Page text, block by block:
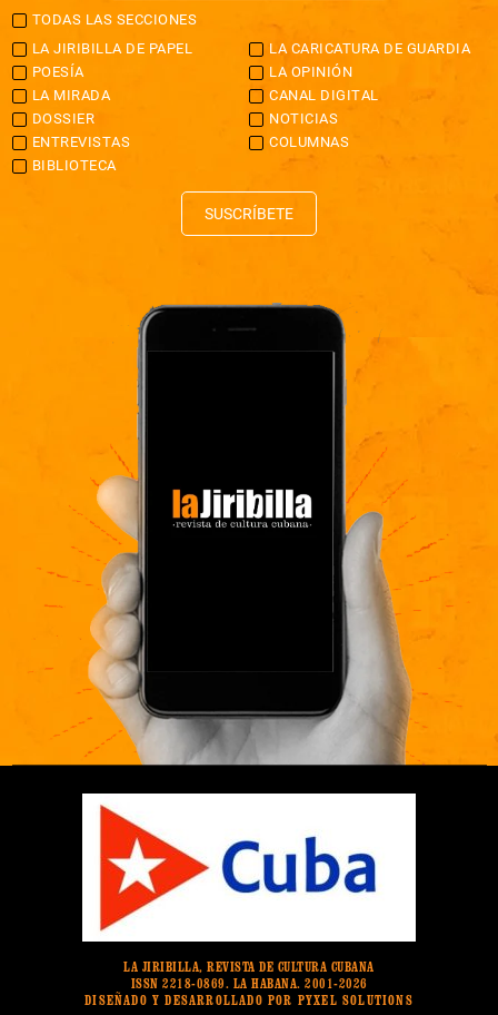
TODAS LAS SECCIONES
LA JIRIBILLA DE PAPEL
LA CARICATURA DE GUARDIA
POESÍA
LA OPINIÓN
LA MIRADA
CANAL DIGITAL
DOSSIER
NOTICIAS
ENTREVISTAS
COLUMNAS
BIBLIOTECA
SUSCRÍBETE
LA JIRIBILLA, REVISTA DE CULTURA CUBANA
ISSN 2218-0869. LA HABANA. 2001-2026
DISEÑADO Y DESARROLLADO POR PYXEL SOLUTIONS